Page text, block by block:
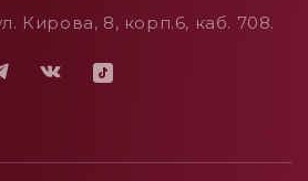
Кирова, 8, корп.6, каб. 708.